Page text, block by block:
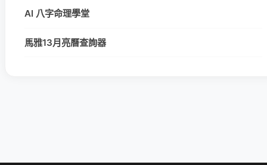
AI 八字命理學堂
馬雅13月亮曆查詢器